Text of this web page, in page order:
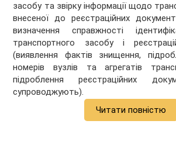
засобу та звірку інформації щодо
внесеної до реєстраційних
визначення справжності
транспортного засобу і
(виявлення фактів знищення,
номерів вузлів та агрегатів
підроблення реєстраційних
супроводжують).
Читати повністю